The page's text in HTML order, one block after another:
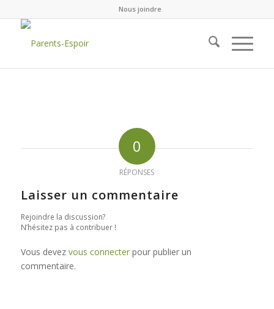
Nous joindre
0
RÉPONSES
Laisser un commentaire
Rejoindre la discussion?
N’hésitez pas à contribuer !
Vous devez vous connecterpour publier un
commentaire.